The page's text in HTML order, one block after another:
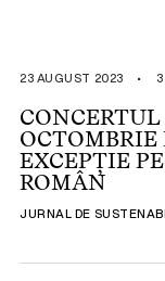
ȘTIRI
OPINII
ESG
LEGISLAȚIE
BUNE PRACTICI
23 AUGUST 2023 •
EXCEPȚIE
ROMÂN
JURNAL DE